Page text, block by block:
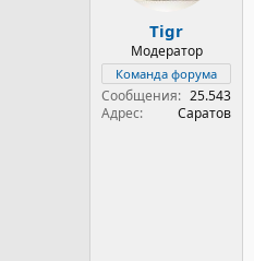
Tigr
Модератор
Команда форума
Сообщения
25.543
Адрес
Саратов